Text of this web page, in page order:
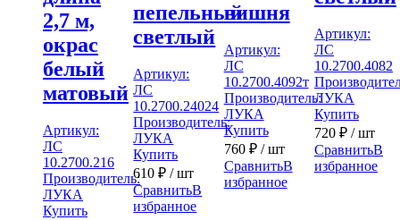
2,7 м,
окрас
белый
матовый
Артикул:
ЛС
10.2700.216
Производитель:
ЛУКА
Купить
пепельный
светлый
Артикул:
ЛС
10.2700.24024
Производитель:
ЛУКА
Купить
610₽ / шт
СравнитьВ
избранное
вишня
Артикул:
ЛС
10.2700.4092т
Производитель:
ЛУКА
Купить
760 ₽/ шт
СравнитьВ
избранное
Артикул:
ЛС
10.2700.4082
ЛУКА
Купить
720 ₽/ шт
СравнитьВ
избранное